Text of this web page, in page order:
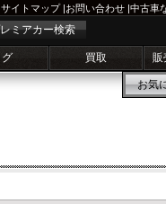
サイトマップ|お問い合わせ |中古車
ミアカー検索
買取 販
お気